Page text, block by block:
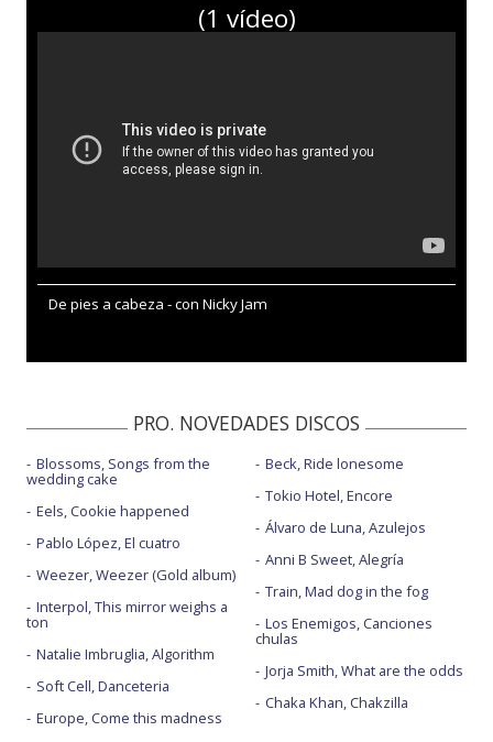
(1 vídeo)
De pies a cabeza - con Nicky Jam
PRO. NOVEDADES DISCOS
Blossoms, Songs from the
wedding cake
Eels, Cookie happened
Pablo López, El cuatro
Weezer, Weezer (Gold album)
Interpol, This mirror weighs a
ton
Natalie Imbruglia, Algorithm
Soft Cell, Danceteria
Europe, Come this madness
Beck, Ride lonesome
Tokio Hotel, Encore
Álvaro de Luna, Azulejos
Anni B Sweet, Alegría
Train, Mad dog in the fog
Los Enemigos, Canciones
chulas
Jorja Smith, What are the odds
Chaka Khan, Chakzilla